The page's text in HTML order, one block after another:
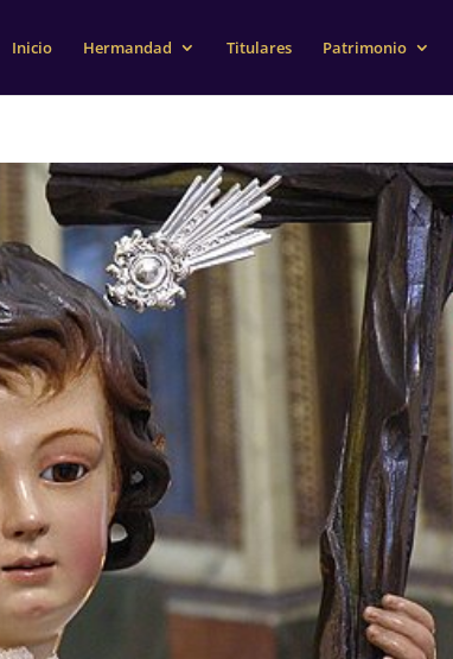
Inicio Hermandad Titulares Patrimonio